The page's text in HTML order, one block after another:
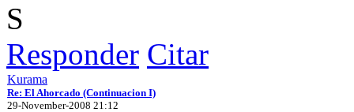
S
Responder Citar
Kurama
Re: El Ahorcado (Continuacion I)
29-November-2008 21:12